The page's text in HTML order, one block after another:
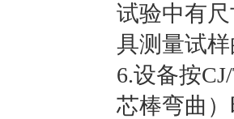
试验中有
具测量试
6.设备按
芯棒弯曲）